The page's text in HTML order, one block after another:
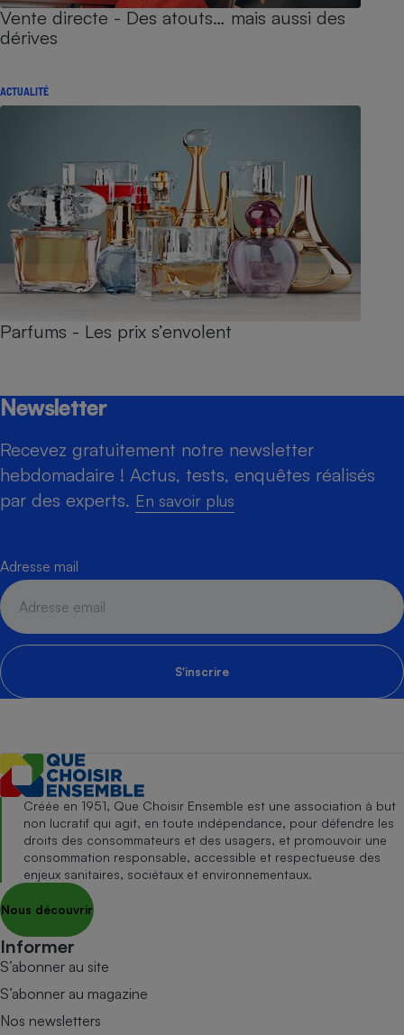
Vente directe - Des atouts… mais aussi des
dérives
ACTUALITÉ
Parfums - Les prix s’envolent
Newsletter
Recevez gratuitement notre newsletter
hebdomadaire ! Actus, tests, enquêtes réalisés
par des experts. En savoir plus
Adresse mail
S'inscrire
Créée en 1951, Que Choisir Ensemble est une association à but
non lucratif qui agit, en toute indépendance, pour défendre les
droits des consommateurs et des usagers, et promouvoir une
consommation responsable, accessible et respectueuse des
enjeux sanitaires, sociétaux et environnementaux.
Nous découvrir
Informer
S’abonner au site
S’abonner au magazine
Nos newsletters